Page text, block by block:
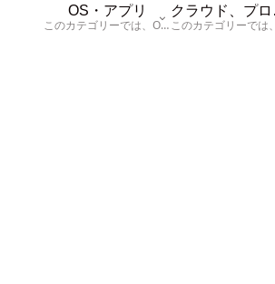
OS・アプリ
このカテゴリーでは、OSに関する情報を記載しています。